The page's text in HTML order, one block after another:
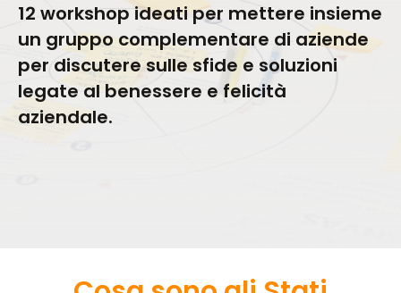
12 workshop ideati per mettere insieme
un gruppo complementare di aziende
per discutere sulle sfide e soluzioni
legate al benessere e felicità
aziendale.